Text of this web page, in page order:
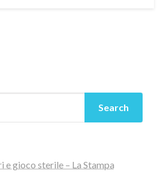
Search
gioco sterile – La Stampa